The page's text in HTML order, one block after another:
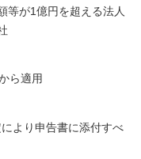
等が1億円を超える法人
ら適用
より申告書に添付すべ